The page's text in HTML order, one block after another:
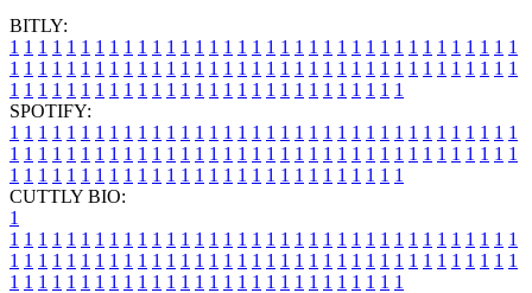
BITLY:
1 1 1 1 1 1 1 1 1 1 1 1 1 1 1 1 1 1 1 1 1 1 1 1 1 1 1 1 1 1 1 1 1 1 1 1
1 1 1 1 1 1 1 1 1 1 1 1 1 1 1 1 1 1 1 1 1 1 1 1 1 1 1 1 1 1 1 1 1 1 1 1
1 1 1 1 1 1 1 1 1 1 1 1 1 1 1 1 1 1 1 1 1 1 1 1 1 1 1 1
SPOTIFY:
1 1 1 1 1 1 1 1 1 1 1 1 1 1 1 1 1 1 1 1 1 1 1 1 1 1 1 1 1 1 1 1 1 1 1 1
1 1 1 1 1 1 1 1 1 1 1 1 1 1 1 1 1 1 1 1 1 1 1 1 1 1 1 1 1 1 1 1 1 1 1 1
1 1 1 1 1 1 1 1 1 1 1 1 1 1 1 1 1 1 1 1 1 1 1 1 1 1 1 1
CUTTLY BIO:
1
1 1 1 1 1 1 1 1 1 1 1 1 1 1 1 1 1 1 1 1 1 1 1 1 1 1 1 1 1 1 1 1 1 1 1 1
1 1 1 1 1 1 1 1 1 1 1 1 1 1 1 1 1 1 1 1 1 1 1 1 1 1 1 1 1 1 1 1 1 1 1 1
1 1 1 1 1 1 1 1 1 1 1 1 1 1 1 1 1 1 1 1 1 1 1 1 1 1 1 1